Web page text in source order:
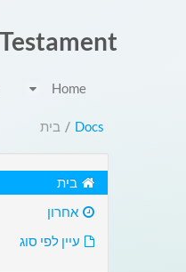
Home
Docs
/ בית
בית
אחרון
עיין לפי סוג